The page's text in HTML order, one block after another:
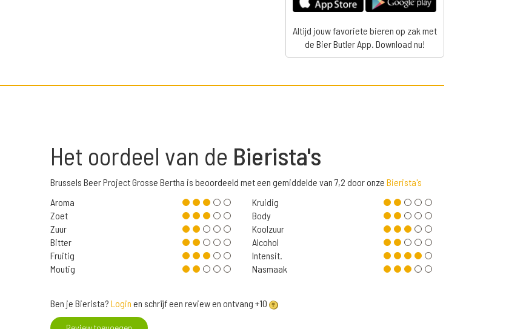
Altijd jouw favoriete bieren op zak met
de Bier Butler App. Download nu!
Het oordeel van de Bierista's
Brussels Beer Project Grosse Bertha is beoordeeld met een gemiddelde van 7,2 door onze Bierista's
Aroma
Zoet
Zuur
Bitter
Fruitig
Moutig
Kruidig
Body
Koolzuur
Alcohol
Intensit.
Nasmaak
Ben je Bierista? Login en schrijf een review en ontvang +10